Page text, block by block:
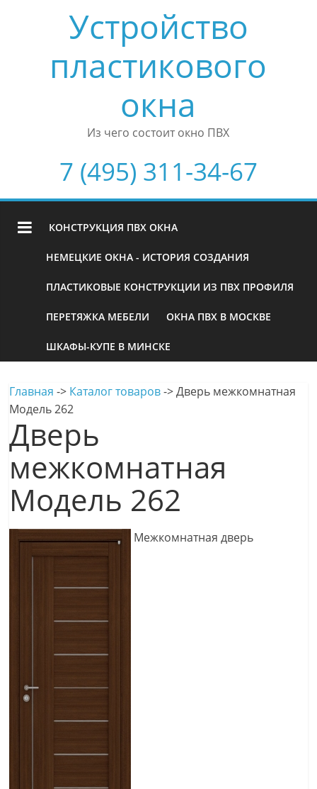
Устройство
пластикового
окна
Из чего состоит окно ПВХ
7 (495) 311-34-67
КОНСТРУКЦИЯ ПВХ ОКНА
НЕМЕЦКИЕ ОКНА - ИСТОРИЯ СОЗДАНИЯ
ПЛАСТИКОВЫЕ КОНСТРУКЦИИ ИЗ ПВХ ПРОФИЛЯ
ПЕРЕТЯЖКА МЕБЕЛИ ОКНА ПВХ В МОСКВЕ
ШКАФЫ-КУПЕ В МИНСКЕ
Главная -> Каталог товаров->Дверь межкомнатная
Модель 262
Дверь
межкомнатная
Модель 262
Межкомнатная дверь